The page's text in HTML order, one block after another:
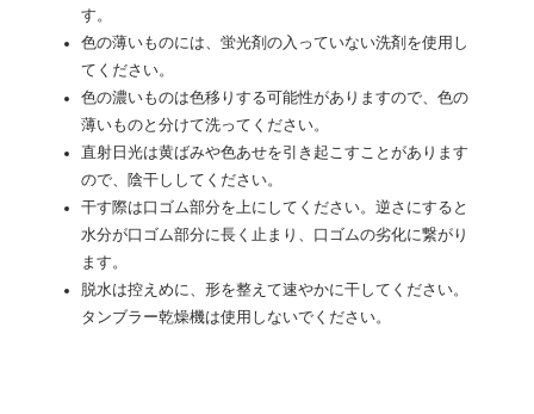
す。
色の薄いものには、蛍光剤の入っていない洗剤を使用し
てください。
色の濃いものは色移りする可能性がありますので、色の
薄いものと分けて洗ってください。
直射日光は黄ばみや色あせを引き起こすことがあります
ので、陰干ししてください。
干す際は口ゴム部分を上にしてください。逆さにすると
水分が口ゴム部分に長く止まり、口ゴムの劣化に繋がり
ます。
脱水は控えめに、形を整えて速やかに干してください。
タンブラー乾燥機は使用しないでください。